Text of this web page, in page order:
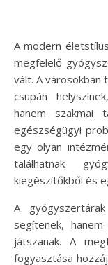
A modern életstílus mellett az egészség megőrzése és a
megfelelő
vált. A városokban
csupán
hanem szakmai
egészségügyi
egy olyan
találhatnak
kiegészítőkből és
A
segítenek,
játszanak. A
fogyasztása